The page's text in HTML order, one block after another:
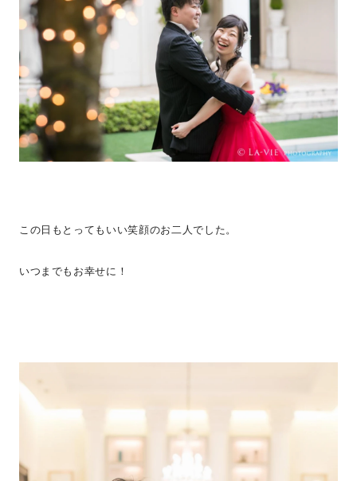
この日もとってもいい笑顔のお二人でした。
いつまでもお幸せに！